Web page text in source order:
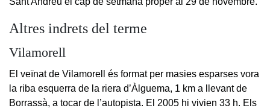
Altres indrets del terme
Vilamorell
El veïnat de Vilamorell és format per masies esparses vora
la riba esquerra de la riera d’Àlguema, 1 km a llevant de
Borrassà, a tocar de l’autopista. El 2005 hi vivien 33 h. Els